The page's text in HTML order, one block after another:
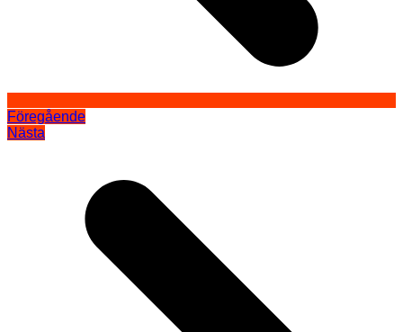
Föregående
Nästa